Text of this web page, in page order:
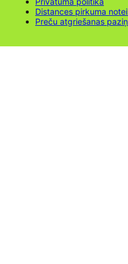
Distances pirkuma
Preču atgriešanas